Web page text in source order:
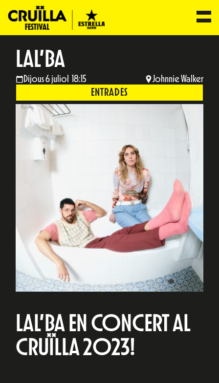
LAL’BA
Dijous 6 juliol 18:15 Johnnie Walker
ENTRADES
LAL’BA EN CONCERT AL
CRUÏLLA 2023!